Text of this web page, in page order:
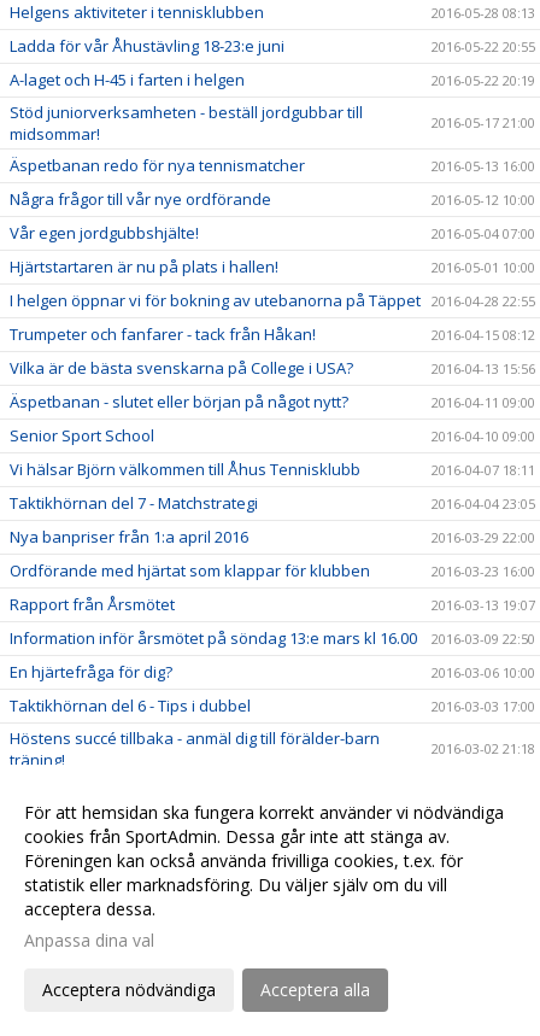
Helgens aktiviteter i tennisklubben 2016-05-28 08:13
Ladda för vår Åhustävling 18-23:e juni 2016-05-22 20:55
A-laget och H-45 i farten i helgen 2016-05-22 20:19
Stöd juniorverksamheten - beställ jordgubbar till
midsommar!
2016-05-17 21:00
Äspetbanan redo för nya tennismatcher 2016-05-13 16:00
Några frågor till vår nye ordförande 2016-05-12 10:00
Vår egen jordgubbshjälte! 2016-05-04 07:00
Hjärtstartaren är nu på plats i hallen! 2016-05-01 10:00
I helgen öppnar vi för bokning av utebanorna på Täppet 2016-04-28 22:55
Trumpeter och fanfarer - tack från Håkan! 2016-04-15 08:12
Vilka är de bästa svenskarna på College i USA? 2016-04-13 15:56
Äspetbanan - slutet eller början på något nytt? 2016-04-11 09:00
Senior Sport School 2016-04-10 09:00
Vi hälsar Björn välkommen till Åhus Tennisklubb 2016-04-07 18:11
Taktikhörnan del 7 - Matchstrategi 2016-04-04 23:05
Nya banpriser från 1:a april 2016 2016-03-29 22:00
Ordförande med hjärtat som klappar för klubben 2016-03-23 16:00
Rapport från Årsmötet 2016-03-13 19:07
Information inför årsmötet på söndag 13:e mars kl 16.00 2016-03-09 22:50
En hjärtefråga för dig? 2016-03-06 10:00
Taktikhörnan del 6 - Tips i dubbel 2016-03-03 17:00
Höstens succé tillbaka - anmäl dig till förälder-barn
träning!
2016-03-02 21:18
Det mest populära racketmärket är... 2016-02-21 11:30
Håll tummarna för Christian i Jönköping 2016-02-17 12:29
Taktikhörnan del 5 - När ska man smasha? 2016-02-11 11:00
Den mest populära Grand Slam turneringen är...
Taktikhörnan del 4 - ta emot serve från vänsterhänt
spelare
Rapport från University of California - Filip Bergevi på
För att hemsidan ska fungera korrekt använder vi nödvändiga
cookies från SportAdmin. Dessa går inte att stänga av.
Föreningen kan också använda frivilliga cookies, t.ex. för
statistik eller marknadsföring. Du väljer själv om du vill
acceptera dessa.
Anpassa dina val
Acceptera nödvändiga Acceptera alla